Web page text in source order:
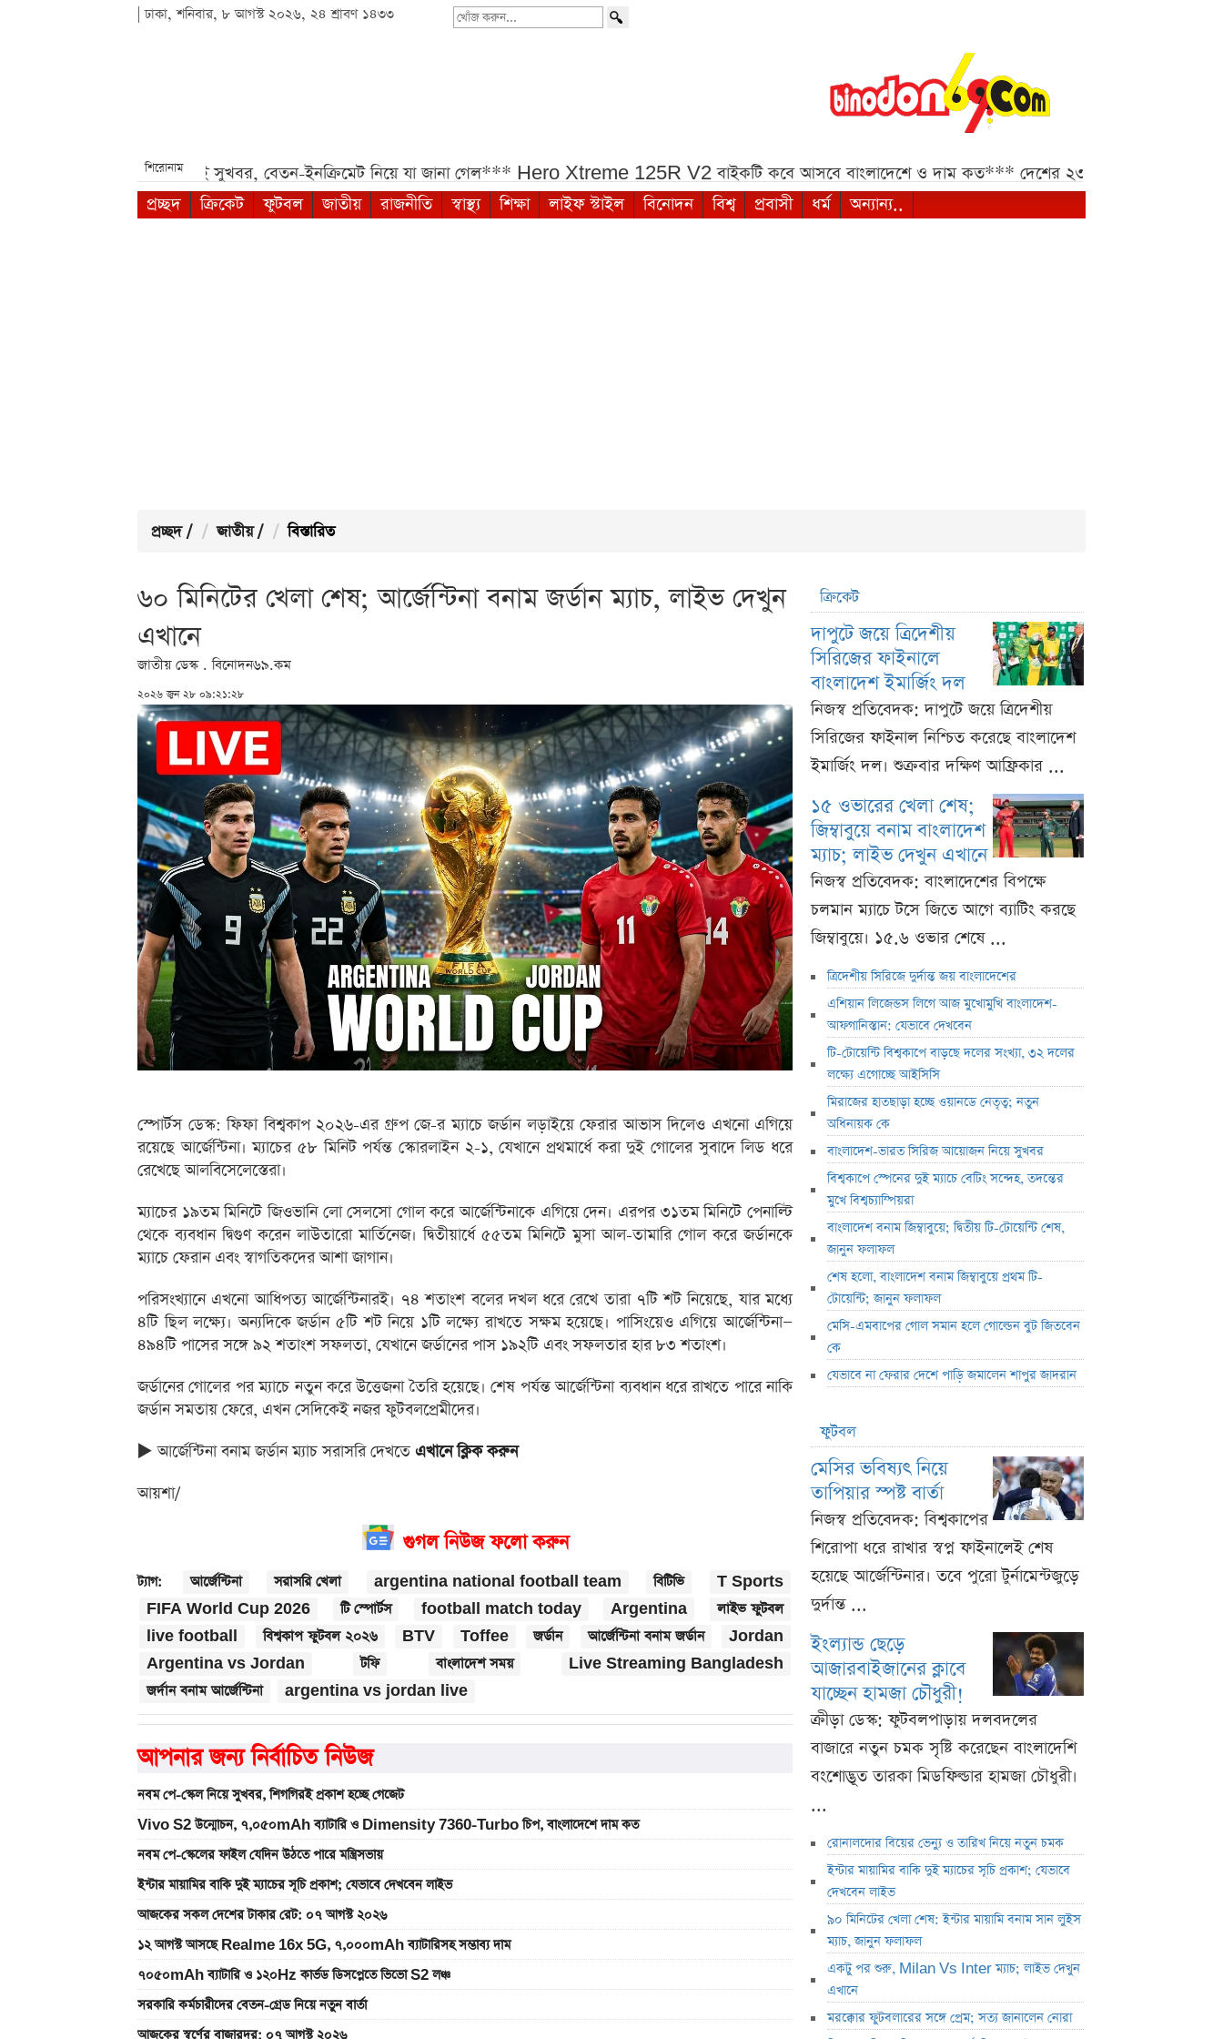
| ঢাকা, শনিবার, ৮ আগস্ট ২০২৬, ২৪ শ্রাবণ ১৪৩৩
খোঁজ
শিরোনাম
আগামী সপ্তাহেই সুখবর, বেতন-ইনক্রিমেট নিয়ে যা জানা গেল*** Hero Xtreme 125R V2 বাইকটি কবে আসবে বাংলাদেশে ও দাম কত*** দেশের ২৩তম রাষ্ট্রপতি কে হচ্ছেন, শেষ
প্রচ্ছদ
ক্রিকেট ফুটবল জাতীয় রাজনীতি স্বাস্থ্য শিক্ষা লাইফ স্টাইল বিনোদন বিশ্ব প্রবাসী ধর্ম অন্যান্য..
প্রচ্ছদ / জাতীয় / বিস্তারিত
৬০ মিনিটের খেলা শেষ; আর্জেন্টিনা বনাম জর্ডান ম্যাচ, লাইভ দেখুন
এখানে
জাতীয় ডেস্ক . বিনোদন৬৯.কম
২০২৬ জুন ২৮ ০৯:২১:২৮
স্পোর্টস ডেস্ক: ফিফা বিশ্বকাপ ২০২৬-এর গ্রুপ জে-র ম্যাচে জর্ডান লড়াইয়ে ফেরার আভাস দিলেও এখনো এগিয়ে
রয়েছে আর্জেন্টিনা। ম্যাচের ৫৮ মিনিট পর্যন্ত স্কোরলাইন ২-১, যেখানে প্রথমার্ধে করা দুই গোলের সুবাদে লিড ধরে
রেখেছে আলবিসেলেস্তেরা।
ম্যাচের ১৯তম মিনিটে জিওভানি লো সেলসো গোল করে আর্জেন্টিনাকে এগিয়ে দেন। এরপর ৩১তম মিনিটে পেনাল্টি
থেকে ব্যবধান দ্বিগুণ করেন লাউতারো মার্তিনেজ। দ্বিতীয়ার্ধে ৫৫তম মিনিটে মুসা আল-তামারি গোল করে জর্ডানকে
ম্যাচে ফেরান এবং স্বাগতিকদের আশা জাগান।
পরিসংখ্যানে এখনো আধিপত্য আর্জেন্টিনারই। ৭৪ শতাংশ বলের দখল ধরে রেখে তারা ৭টি শট নিয়েছে, যার মধ্যে
৪টি ছিল লক্ষ্যে। অন্যদিকে জর্ডান ৫টি শট নিয়ে ১টি লক্ষ্যে রাখতে সক্ষম হয়েছে। পাসিংয়েও এগিয়ে আর্জেন্টিনা—
৪৯৪টি পাসের সঙ্গে ৯২ শতাংশ সফলতা, যেখানে জর্ডানের পাস ১৯২টি এবং সফলতার হার ৮৩ শতাংশ।
জর্ডানের গোলের পর ম্যাচে নতুন করে উত্তেজনা তৈরি হয়েছে। শেষ পর্যন্ত আর্জেন্টিনা ব্যবধান ধরে রাখতে পারে নাকি
জর্ডান সমতায় ফেরে, এখন সেদিকেই নজর ফুটবলপ্রেমীদের।
▶️ আর্জেন্টিনা বনাম জর্ডান ম্যাচ সরাসরি দেখতে এখানে ক্লিক করুন
আয়শা/
গুগল নিউজ ফলো করুন
ট্যাগ: আর্জেন্টিনা সরাসরি খেলা argentina national football team বিটিভি
T Sports
FIFA World Cup 2026
টি স্পোর্টস football match today Argentina
লাইভ ফুটবল
live football
বিশ্বকাপ ফুটবল ২০২৬ BTV Toffee জর্ডান আর্জেন্টিনা বনাম জর্ডান
Jordan
Argentina vs Jordan
টফি বাংলাদেশ সময়
Live Streaming Bangladesh
জর্দান বনাম আর্জেন্টিনা
argentina vs jordan live
আপনার জন্য নির্বাচিত নিউজ
নবম পে-স্কেল নিয়ে সুখবর, শিগগিরই প্রকাশ হচ্ছে গেজেট
Vivo S2 উন্মোচন, ৭,০৫০mAh ব্যাটারি ও Dimensity 7360-Turbo চিপ, বাংলাদেশে দাম কত
নবম পে-স্কেলের ফাইল যেদিন উঠতে পারে মন্ত্রিসভায়
ইন্টার মায়ামির বাকি দুই ম্যাচের সূচি প্রকাশ; যেভাবে দেখবেন লাইভ
আজকের সকল দেশের টাকার রেট: ০৭ আগস্ট ২০২৬
১২ আগস্ট আসছে Realme 16x 5G, ৭,০০০mAh ব্যাটারিসহ সম্ভাব্য দাম
৭০৫০mAh ব্যাটারি ও ১২০Hz কার্ভড ডিসপ্লেতে ভিভো S2 লঞ্চ
সরকারি কর্মচারীদের বেতন-গ্রেড নিয়ে নতুন বার্তা
ক্রিকেট
দাপুটে জয়ে ত্রিদেশীয়
সিরিজের ফাইনালে
বাংলাদেশ ইমার্জিং দল
নিজস্ব প্রতিবেদক: দাপুটে জয়ে ত্রিদেশীয়
সিরিজের ফাইনাল নিশ্চিত করেছে বাংলাদেশ
ইমার্জিং দল। শুক্রবার দক্ষিণ আফ্রিকার ...
১৫ ওভারের খেলা শেষ;
জিম্বাবুয়ে বনাম বাংলাদেশ
ম্যাচ; লাইভ দেখুন এখানে
নিজস্ব প্রতিবেদক: বাংলাদেশের বিপক্ষে
চলমান ম্যাচে টসে জিতে আগে ব্যাটিং করছে
জিম্বাবুয়ে। ১৫.৬ ওভার শেষে ...
ত্রিদেশীয় সিরিজে দুর্দান্ত জয় বাংলাদেশের
এশিয়ান লিজেন্ডস লিগে আজ মুখোমুখি বাংলাদেশ-
আফগানিস্তান: যেভাবে দেখবেন
টি-টোয়েন্টি বিশ্বকাপে বাড়ছে দলের সংখ্যা, ৩২ দলের
লক্ষ্যে এগোচ্ছে আইসিসি
মিরাজের হাতছাড়া হচ্ছে ওয়ানডে নেতৃত্ব; নতুন
অধিনায়ক কে
বাংলাদেশ-ভারত সিরিজ আয়োজন নিয়ে সুখবর
বিশ্বকাপে স্পেনের দুই ম্যাচে বেটিং সন্দেহ, তদন্তের
মুখে বিশ্বচ্যাম্পিয়রা
বাংলাদেশ বনাম জিম্বাবুয়ে; দ্বিতীয় টি-টোয়েন্টি শেষ,
জানুন ফলাফল
শেষ হলো, বাংলাদেশ বনাম জিম্বাবুয়ে প্রথম টি-
টোয়েন্টি; জানুন ফলাফল
মেসি-এমবাপের গোল সমান হলে গোল্ডেন বুট জিতবেন
কে
যেভাবে না ফেরার দেশে পাড়ি জমালেন শাপুর জাদরান
ফুটবল
মেসির ভবিষ্যৎ নিয়ে
তাপিয়ার স্পষ্ট বার্তা
নিজস্ব প্রতিবেদক: বিশ্বকাপের
শিরোপা ধরে রাখার স্বপ্ন ফাইনালেই শেষ
হয়েছে আর্জেন্টিনার। তবে পুরো টুর্নামেন্টজুড়ে
দুর্দান্ত ...
ইংল্যান্ড ছেড়ে
আজারবাইজানের ক্লাবে
যাচ্ছেন হামজা চৌধুরী!
ক্রীড়া ডেস্ক: ফুটবলপাড়ায় দলবদলের
বাজারে নতুন চমক সৃষ্টি করেছেন বাংলাদেশি
বংশোদ্ভূত তারকা মিডফিল্ডার হামজা চৌধুরী।
...
রোনালদোর বিয়ের ভেন্যু ও তারিখ নিয়ে নতুন চমক
ইন্টার মায়ামির বাকি দুই ম্যাচের সূচি প্রকাশ; যেভাবে
দেখবেন লাইভ
৯০ মিনিটের খেলা শেষ: ইন্টার মায়ামি বনাম সান লুইস
ম্যাচ, জানুন ফলাফল
একটু পর শুরু, Milan Vs Inter ম্যাচ; লাইভ দেখুন
এখানে
মরক্কোর ফুটবলারের সঙ্গে প্রেম; সত্য জানালেন নোরা